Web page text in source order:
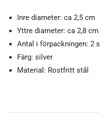
Inre diameter: ca 2,5 cm
Yttre diameter: ca 2,8 cm
Antal i förpackningen: 2
Färg: silver
Material: Rostfritt stål